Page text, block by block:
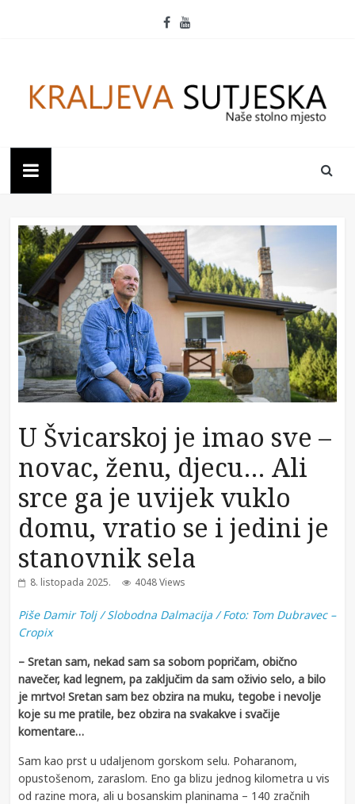
Kraljeva
Sutjeska
stolno
mjesto
U Švicarskoj je imao sve –
novac, ženu, djecu… Ali
srce ga je uvijek vuklo
domu, vratio se i jedini je
stanovnik sela
8. listopada 2025. 4048 Views
Piše Damir Tolj / Slobodna Dalmacija / Foto: Tom Dubravec –
Cropix
– Sretan sam, nekad sam sa sobom popričam, obično
navečer, kad legnem, pa zaključim da sam oživio selo, a bilo
je mrtvo! Sretan sam bez obzira na muku, tegobe i nevolje
koje su me pratile, bez obzira na svakakve i svačije
komentare…
Sam kao prst u udaljenom gorskom selu. Poharanom,
opustošenom, zaraslom. Eno ga blizu jednog kilometra u vis
od razine mora, ali u bosanskim planinama – 140 zračnih